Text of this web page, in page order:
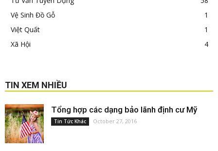
Vệ Sinh Đồ Gỗ
1
Việt Quất
1
Xã Hội
4
TIN XEM NHIỀU
Tổng hợp các dạng bảo lãnh định cư Mỹ
Tin Tức Khác October 27, 2016